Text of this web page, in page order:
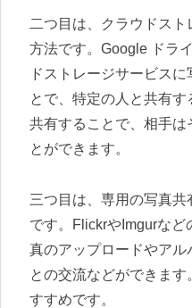
二つ目は、クラウドス
方法です。Google ドラ
ドストレージサービス
とで、特定の人と共有
共有することで、相手は
とができます。
三つ目は、専用の写真
です。FlickrやImgurなど
真のアップロードやアル
との交流などができま
すすめです。